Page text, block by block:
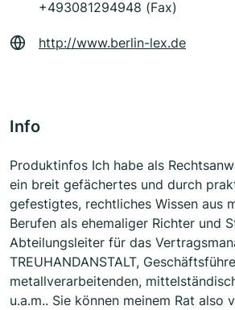
+493081294948 (Fax)
http://www.berlin-lex.de
Info
Produktinfos Ich habe als
ein breit gefächertes und durch
gefestigtes, rechtliches Wissen aus
Berufen als ehemaliger Richter und
Abteilungsleiter für das
TREUHANDANSTALT,
metallverarbeitenden,
u.a.m.. Sie können meinem Rat also